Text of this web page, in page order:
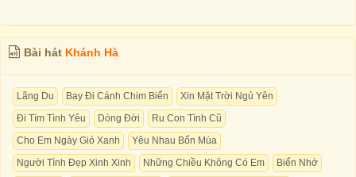
Bài hát Khánh Hà
Lãng Du Bay Đi Cánh Chim Biển
Xin Mặt Trời Ngủ Yên
Đi Tìm Tình Yêu
Dòng Đời
Ru Con Tình Cũ
Cho Em Ngày Gió Xanh
Yêu Nhau Bốn Mùa
Người Tình Đẹp Xinh Xinh
Những Chiều Không Có Em
Biển Nhớ